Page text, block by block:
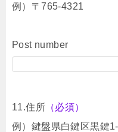
例）〒765-4321
Post number
11.住所 （必須）
例）鍵盤県白鍵区黒鍵